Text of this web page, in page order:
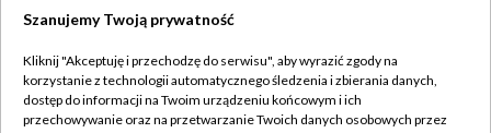
TVP
Abonament TVP
Regulamin TVP
Szanujemy Twoją prywatność
Kliknij "Akceptuję i przechodzę do serwisu", aby wyrazić zgody na
korzystanie z technologii automatycznego śledzenia i zbierania danych,
dostęp do informacji na Twoim urządzeniu końcowym i ich
przechowywanie oraz na przetwarzanie Twoich danych osobowych przez